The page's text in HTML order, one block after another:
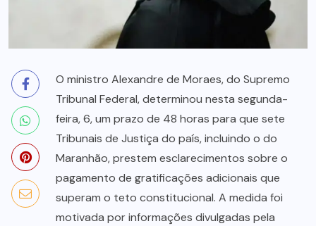
O ministro Alexandre de Moraes, do Supremo
Tribunal Federal, determinou nesta segunda-
feira, 6, um prazo de 48 horas para que sete
Tribunais de Justiça do país, incluindo o do
Maranhão, prestem esclarecimentos sobre o
pagamento de gratificações adicionais que
superam o teto constitucional. A medida foi
motivada por informações divulgadas pela